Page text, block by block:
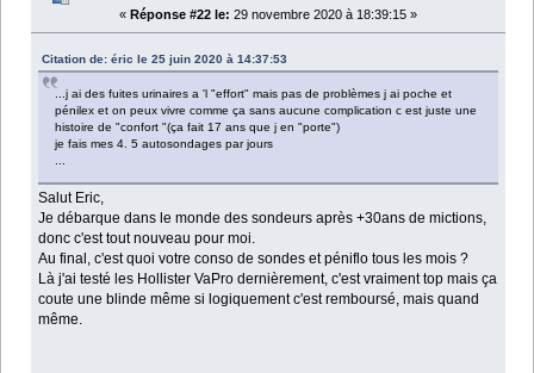
« Réponse #22 le: 29 novembre 2020 à 18:39:15 »
Citation de: éric le 25 juin 2020 à 14:37:53
...j ai des fuites urinaires a 'l "effort" mais pas de problèmes j ai poche et
pénilex et on peux vivre comme ça sans aucune complication c est juste une
histoire de "confort "(ça fait 17 ans que j en "porte")
je fais mes 4. 5 autosondages par jours
Salut Eric,
Je débarque dans le monde des sondeurs après +30ans de mictions,
donc c'est tout nouveau pour moi.
Au final, c'est quoi votre conso de sondes et péniflo tous les mois ?
Là j'ai testé les Hollister VaPro dernièrement, c'est vraiment top mais ça
coute une blinde même si logiquement c'est remboursé, mais quand
même.